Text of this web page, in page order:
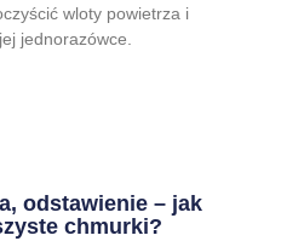
wloty powietrza i
jednorazówce.
odstawienie – jak
chmurki?